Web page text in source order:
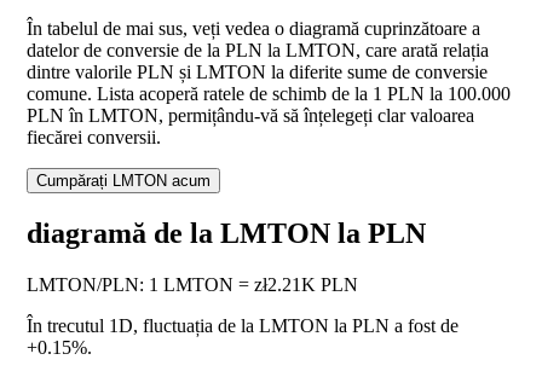
În tabelul de mai sus, veți vedea o diagramă cuprinzătoare a
datelor de conversie de la PLN la LMTON, care arată relația
dintre valorile PLN și LMTON la diferite sume de conversie
comune. Lista acoperă ratele de schimb de la 1 PLN la 100.000
PLN în LMTON, permițându-vă să înțelegeți clar valoarea
fiecărei conversii.
Cumpărați LMTON acum
diagramă de la LMTON la PLN
LMTON/PLN: 1 LMTON = zł2.21K PLN
În trecutul 1D, fluctuația de la LMTON la PLN a fost de
+0.15%.